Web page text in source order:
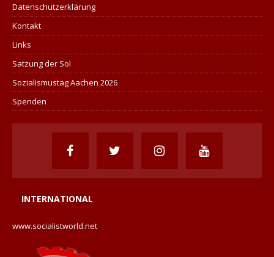
Datenschutzerklärung
Kontakt
Links
Satzung der Sol
Sozialismustag Aachen 2026
Spenden
INTERNATIONAL
www.socialistworld.net